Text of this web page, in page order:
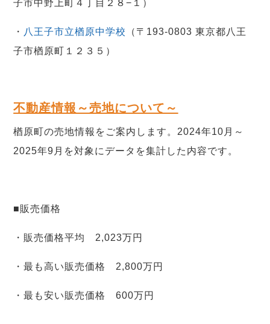
子市中野上町４丁目２８−１）
・ 八王子市立楢原中学校
（〒193-0803 東京都八王
子市楢原町１２３５）
不動産情報～売地について～
楢原町の売地情報をご案内します。2024年10月～
2025年9月を対象にデータを集計した内容です。
■販売価格
・販売価格平均 2,023万円
・最も高い販売価格 2,800万円
・最も安い販売価格 600万円